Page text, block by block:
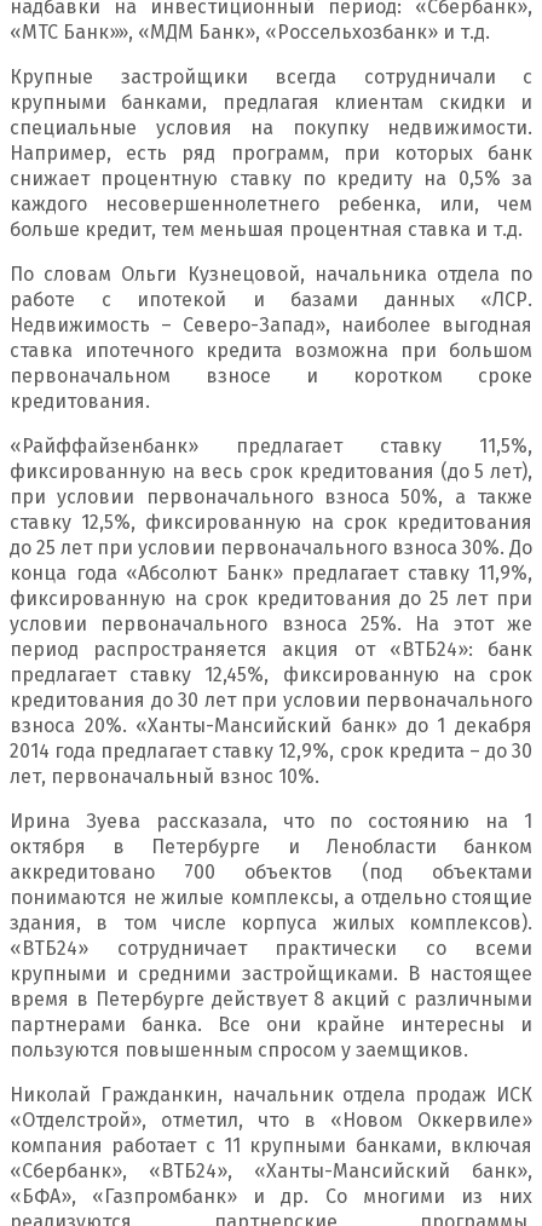
надбавки на инвестиционный период: «Сбербанк»,
«МТС Банк»», «МДМ Банк», «Россельхозбанк» и т.д.
Крупные застройщики всегда сотрудничали с
крупными банками, предлагая клиентам скидки и
специальные условия на покупку недвижимости.
Например, есть ряд программ, при которых банк
снижает процентную ставку по кредиту на 0,5% за
каждого несовершеннолетнего ребенка, или, чем
больше кредит, тем меньшая процентная ставка и т.д.
По словам Ольги Кузнецовой, начальника отдела по
работе с ипотекой и базами данных «ЛСР.
Недвижимость – Северо-Запад», наиболее выгодная
ставка ипотечного кредита возможна при большом
первоначальном взносе и коротком сроке
кредитования.
«Райффайзенбанк» предлагает ставку 11,5%,
фиксированную на весь срок кредитования (до 5 лет),
при условии первоначального взноса 50%, а также
ставку 12,5%, фиксированную на срок кредитования
до 25 лет при условии первоначального взноса 30%. До
конца года «Абсолют Банк» предлагает ставку 11,9%,
фиксированную на срок кредитования до 25 лет при
условии первоначального взноса 25%. На этот же
период распространяется акция от «ВТБ24»: банк
предлагает ставку 12,45%, фиксированную на срок
кредитования до 30 лет при условии первоначального
взноса 20%. «Ханты-Мансийский банк» до 1 декабря
2014 года предлагает ставку 12,9%, срок кредита – до 30
лет, первоначальный взнос 10%.
Ирина Зуева рассказала, что по состоянию на 1
октября в Петербурге и Ленобласти банком
аккредитовано 700 объектов (под объектами
понимаются не жилые комплексы, а отдельно стоящие
здания, в том числе корпуса жилых комплексов).
«ВТБ24» сотрудничает практически со всеми
крупными и средними застройщиками. В настоящее
время в Петербурге действует 8 акций с различными
партнерами банка. Все они крайне интересны и
пользуются повышенным спросом у заемщиков.
Николай Гражданкин, начальник отдела продаж ИСК
«Отделстрой», отметил, что в «Новом Оккервиле»
компания работает с 11 крупными банками, включая
«Сбербанк», «ВТБ24», «Ханты-Мансийский банк»,
«БФА», «Газпромбанк» и др. Со многими из них